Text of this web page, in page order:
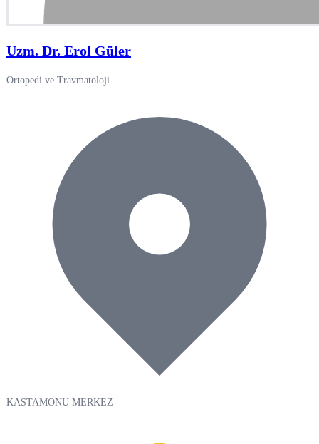
Uzm. Dr. Erol Güler
Ortopedi ve Travmatoloji
KASTAMONU MERKEZ